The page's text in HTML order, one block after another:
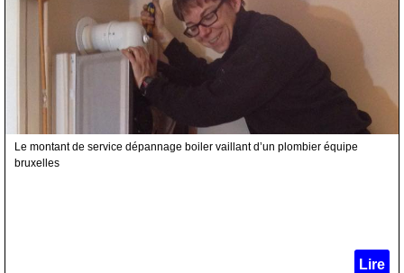
Le montant de service dépannage boiler vaillant d’un plombier équipe
bruxelles
Lire